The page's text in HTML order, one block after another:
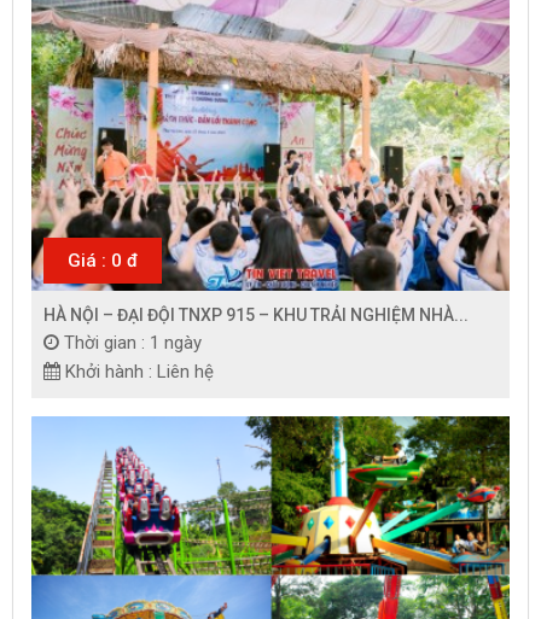
Giá : 0 đ
HÀ NỘI – ĐẠI ĐỘI TNXP 915 – KHU TRẢI NGHIỆM NHÀ...
Thời gian : 1 ngày
Khởi hành : Liên hệ